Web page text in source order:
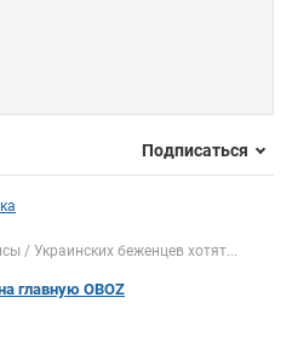
Подписаться
Украинских беженцев хотят...
главную OBOZ